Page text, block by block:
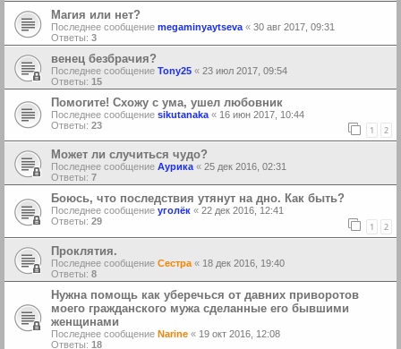
Магия или нет?
Последнее сообщение megaminyaytseva « 30 авг 2017, 09:31
Ответы: 3
венец безбрачия?
Последнее сообщение Tony25 « 23 июл 2017, 09:54
Ответы: 15
Помогите! Схожу с ума, ушел любовник
Последнее сообщение sikutanaka « 16 июн 2017, 10:44
Ответы: 23 1 2
Может ли случиться чудо?
Последнее сообщение Аурика « 25 дек 2016, 02:31
Ответы: 7
Боюсь, что последствия утянут на дно. Как быть?
Последнее сообщение уголёк « 22 дек 2016, 12:41
Ответы: 29 1 2
Проклятия.
Последнее сообщение Сестра « 18 дек 2016, 19:40
Ответы: 8
Нужна помощь как уберечься от давних приворотов
моего гражданского мужа сделанные его бывшими
женщинами
Последнее сообщение Narine « 19 окт 2016, 12:08
Ответы: 18